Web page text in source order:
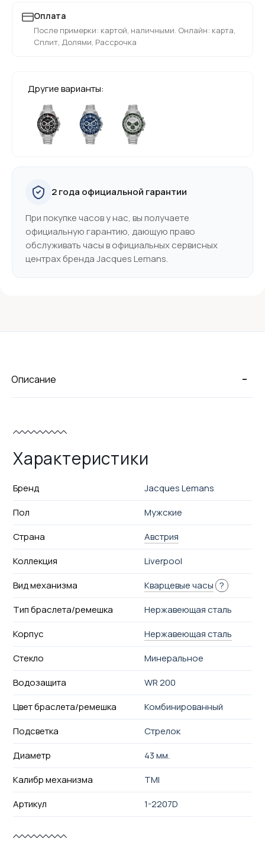
Оплата
После примерки: картой, наличными. Онлайн: карта,
Сплит, Долями, Рассрочка
Другие варианты:
2 года официальной гарантии
При покупке часов у нас, вы получаете
официальную гарантию, дающую право
обслуживать часы в официальных сервисных
центрах бренда Jacques Lemans.
-
Описание
Характеристики
Бренд
Jacques Lemans
Пол
Мужские
Страна
Австрия
Коллекция
Liverpool
Вид механизма
Кварцевые часы ?
Тип браслета/ремешка
Нержавеющая сталь
Корпус
Нержавеющая сталь
Стекло
Минеральное
Водозащита
WR 200
Цвет браслета/ремешка
Комбинированный
Подсветка
Стрелок
Диаметр
43 мм.
Калибр механизма
TMI
Артикул
1-2207D